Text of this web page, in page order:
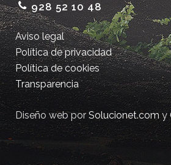
928 52 10 48
Aviso legal
Política de privacidad
Política de cookies
Transparencia
Diseño web porSolucionet.comy